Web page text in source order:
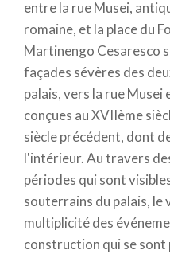
entre la rue Musei,
romaine, et la place du
Martinengo Cesaresco
façades sévères des
palais, vers la rue Musei
conçues au XVIIème
siècle précédent, dont
l'intérieur. Au travers
périodes qui sont
souterrains du palais, le
multiplicité des
construction qui se